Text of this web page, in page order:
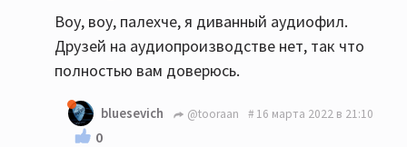
Воу, воу, палехче, я диванный аудиофил.
Друзей на аудиопроизводстве нет, так что
полностью вам доверюсь.
bluesevich @tooraan 16 марта 2022 в 21:10
0